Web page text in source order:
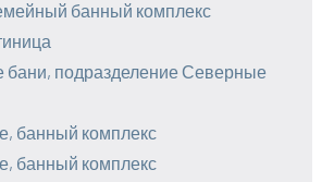
банный комплекс
бани, подразделение Северные
банный комплекс
банный комплекс